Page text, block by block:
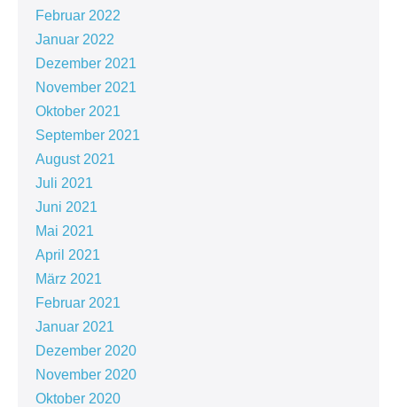
Februar 2022
Januar 2022
Dezember 2021
November 2021
Oktober 2021
September 2021
August 2021
Juli 2021
Juni 2021
Mai 2021
April 2021
März 2021
Februar 2021
Januar 2021
Dezember 2020
November 2020
Oktober 2020